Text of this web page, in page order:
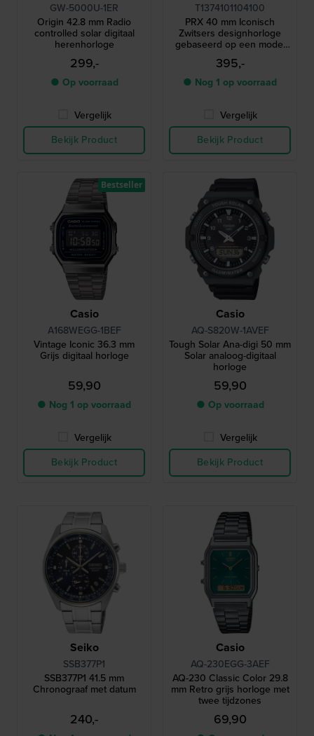
GW-5000U-1ER
Origin 42.8 mm Radio
controlled solar digitaal
herenhorloge
299,-
● Op voorraad
Vergelijk
Bekijk Product
T1374101104100
PRX 40 mm Iconisch
Zwitsers designhorloge
gebaseerd op een model
uit 1978
395,-
● Nog 1 op voorraad
Vergelijk
Bekijk Product
Casio
A168WEGG-1BEF
Vintage Iconic 36.3 mm
Grijs digitaal horloge
59,90
● Nog 1 op voorraad
Vergelijk
Bekijk Product
Bestseller
Casio
AQ-S820W-1AVEF
Tough Solar Ana-digi 50 mm
Solar analoog-digitaal
horloge
59,90
● Op voorraad
Vergelijk
Bekijk Product
Seiko
SSB377P1
SSB377P1 41.5 mm
Chronograaf met datum
240,-
Casio
AQ-230EGG-3AEF
AQ-230 Classic Color 29.8
mm Retro grijs horloge met
twee tijdzones
69,90